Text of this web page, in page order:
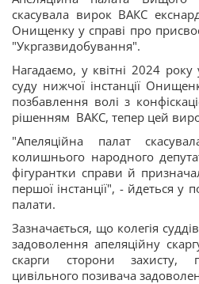
скасувала вирок ВАКС
Онищенку у справі про
"Укргазвидобування".
Нагадаємо, у квітні 2024
суду нижчої інстанції
позбавлення волі з
рішенням ВАКС, тепер цей
"Апеляційна палат
колишнього народного
фігурантки справи й
першої інстанції", - йдеться у
палати.
Зазначається, що колегія
задоволення апеляційну
скарги сторони захисту,
цивільного позивача